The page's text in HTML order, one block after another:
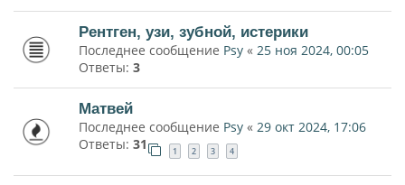
Рентген, узи, зубной, истерики
Последнее сообщение Psy « 25 ноя 2024, 00:05
Ответы: 3
Матвей
Последнее сообщение Psy « 29 окт 2024, 17:06
Ответы: 31 1 2 3 4